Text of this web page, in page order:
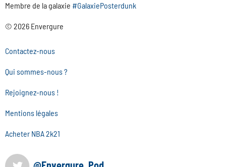
Membre de la galaxie #GalaxiePosterdunk
© 2026 Envergure
Contactez-nous
Qui sommes-nous ?
Rejoignez-nous !
Mentions légales
Acheter NBA 2k21